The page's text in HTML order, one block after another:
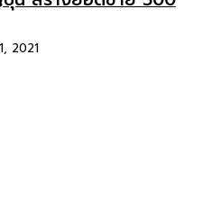
2021